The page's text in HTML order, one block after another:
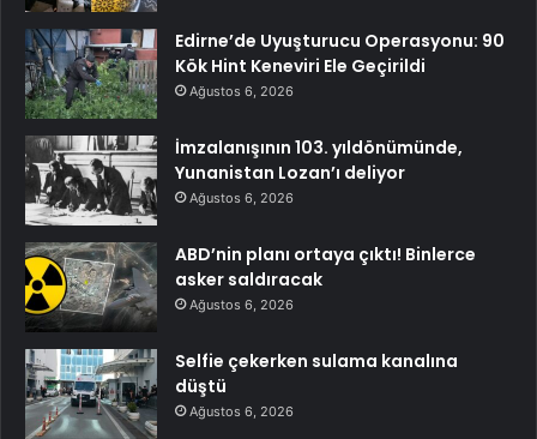
Edirne’de Uyuşturucu Operasyonu: 90
Kök Hint Keneviri Ele Geçirildi
Ağustos 6, 2026
İmzalanışının 103. yıldönümünde,
Yunanistan Lozan’ı deliyor
Ağustos 6, 2026
ABD’nin planı ortaya çıktı! Binlerce
asker saldıracak
Ağustos 6, 2026
Selfie çekerken sulama kanalına
düştü
Ağustos 6, 2026